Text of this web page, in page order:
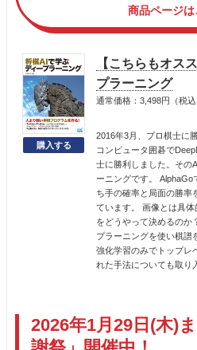
商品ページは
【こちらもオス
プラーニング
通常価格：3,498円（税込
2016年3月、プロ棋士に
コンピュータ囲碁で
士に勝利しました。その
ーニングです。
ち手の確率と局面の勝率
ています。 画像とは具
をどうやって決めるのか
プラーニングを使い棋譜
強化学習のみでトップレ
れた手法についても取り
2026年1月29日(木)